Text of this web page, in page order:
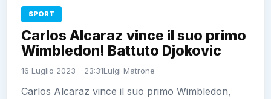
SPORT
Carlos Alcaraz vince il suo primo
Wimbledon! Battuto Djokovic
16 Luglio 2023 - 23:31Luigi Matrone
Carlos Alcaraz vince il suo primo Wimbledon,